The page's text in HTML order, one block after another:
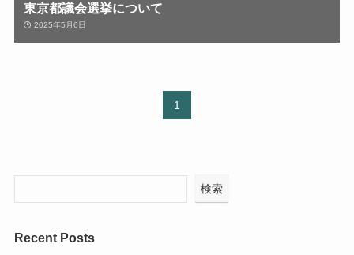
東京都議会選挙について
2025年5月6日
1
検索
Recent Posts